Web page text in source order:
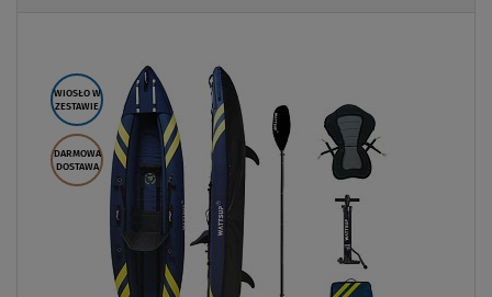
WIOSŁO W
ZESTAWIE
DARMOWA
DOSTAWA
Previous